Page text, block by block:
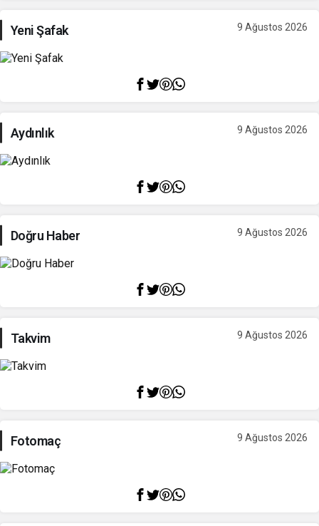
Yeni Şafak 9 Ağustos 2026
Aydınlık 9 Ağustos 2026
Doğru Haber 9 Ağustos 2026
Takvim 9 Ağustos 2026
Fotomaç 9 Ağustos 2026